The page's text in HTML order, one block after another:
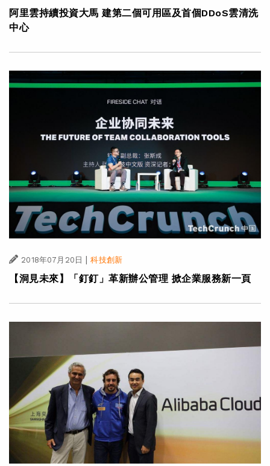
阿里雲持續投資大馬 建第二個可用區及首個DDoS雲清洗
中心
2018年07月20日 | 科技創新
【洞見未來】「釘釘」革新辦公管理 掀企業服務新一頁